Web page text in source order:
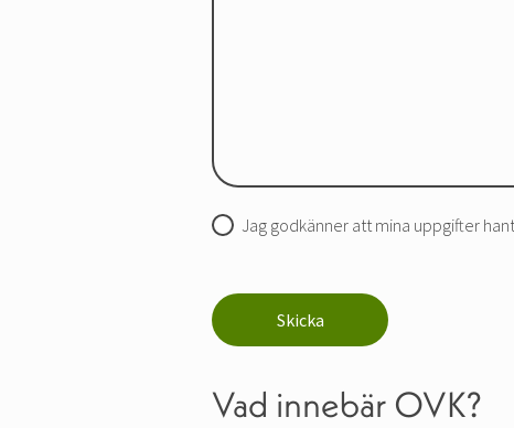
Jag godkänner att mina uppgifter
Vad innebär OVK?